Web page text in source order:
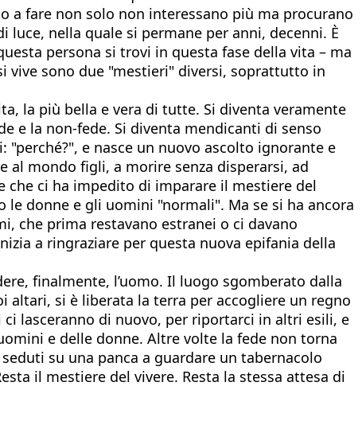
fare non solo non interessano più ma procurano
nella quale si permane per anni, decenni. È
persona si trovi in questa fase della vita – ma
vive sono due "mestieri" diversi, soprattutto in
la più bella e vera di tutte. Si diventa veramente
e la non-fede. Si diventa mendicanti di senso
e nasce un nuovo ascolto ignorante e
al mondo figli, a morire senza disperarsi, ad
che ci ha impedito di imparare il mestiere del
donne e gli uomini "normali". Ma se si ha ancora
che prima restavano estranei o ci davano
a ringraziare per questa nuova epifania della
finalmente, l’uomo. Il luogo sgomberato dalla
altari, si è liberata la terra per accogliere un regno
lasceranno di nuovo, per riportarci in altri esili, e
e delle donne. Altre volte la fede non torna
su una panca a guardare un tabernacolo
il mestiere del vivere. Resta la stessa attesa di